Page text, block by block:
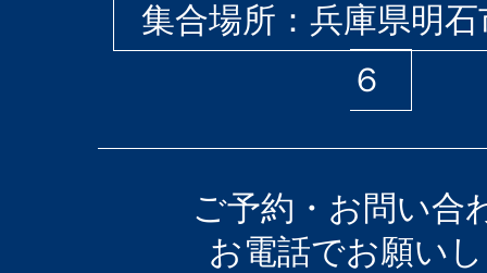
集合場所：兵庫県明
６
ご予約・お問い合
お電話でお願い